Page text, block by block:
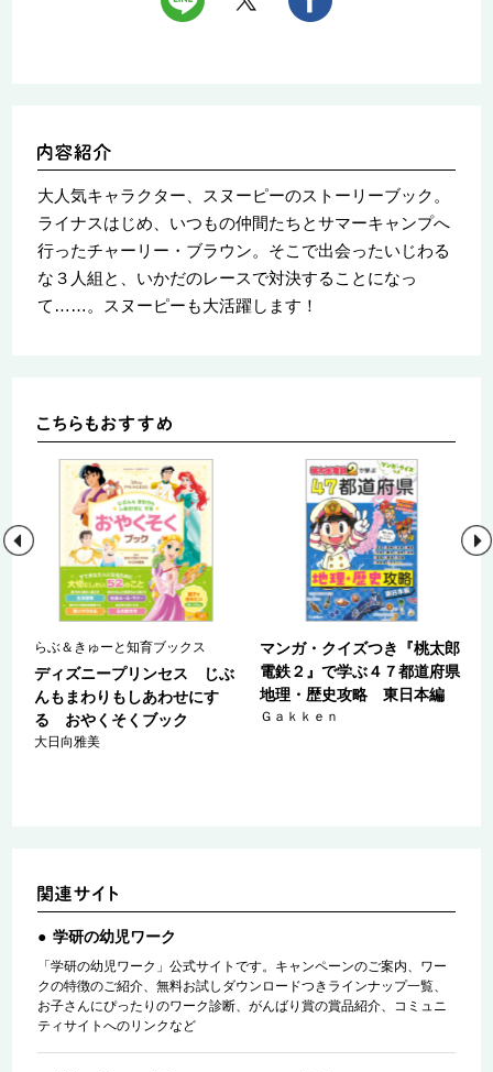
大人気キャラクター、スヌーピーのストーリーブック。
ライナスはじめ、いつもの仲間たちとサマーキャンプへ
行ったチャーリー・ブラウン。そこで出会ったいじわる
な３人組と、いかだのレースで対決することになっ
て……。スヌーピーも大活躍します！
らぶ＆きゅーと知育ブックス
ディズニープリンセス じぶ
んもまわりもしあわせにす
る おやくそくブック
大日向雅美
マンガ・クイズつき『桃太郎
電鉄２』で学ぶ４７都道府県
地理・歴史攻略 東日本編
Ｇａｋｋｅｎ
学研の幼児ワーク
「学研の幼児ワーク」公式サイトです。キャンペーンのご案内、ワー
クの特徴のご紹介、無料お試しダウンロードつきラインナップ一覧、
お子さんにぴったりのワーク診断、がんばり賞の賞品紹介、コミュニ
ティサイトへのリンクなど